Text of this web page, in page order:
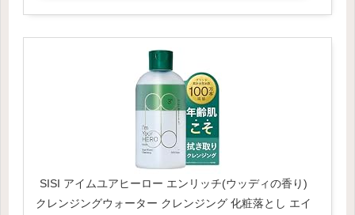
SISI アイムユアヒーロー エンリッチ(ウッディの香り)
クレンジングウォーター クレンジング 化粧落とし エイ